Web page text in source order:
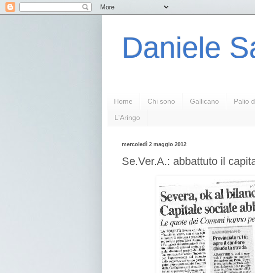
Daniele
Home Chi sono Gallicano Palio
L'Aringo
mercoledì 2 maggio 2012
Se.Ver.A.: abbattuto il